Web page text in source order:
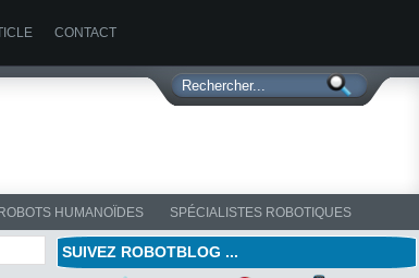
CONTACT
ROBOTS HUMANOÏDES SPÉCIALISTES ROBOTIQUES
SUIVEZ ROBOTBLOG ...